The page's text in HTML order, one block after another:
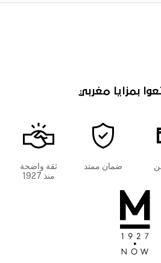
بمزايا مغربي
ضمان ممتد
ثقة واضحة
منذ 1927